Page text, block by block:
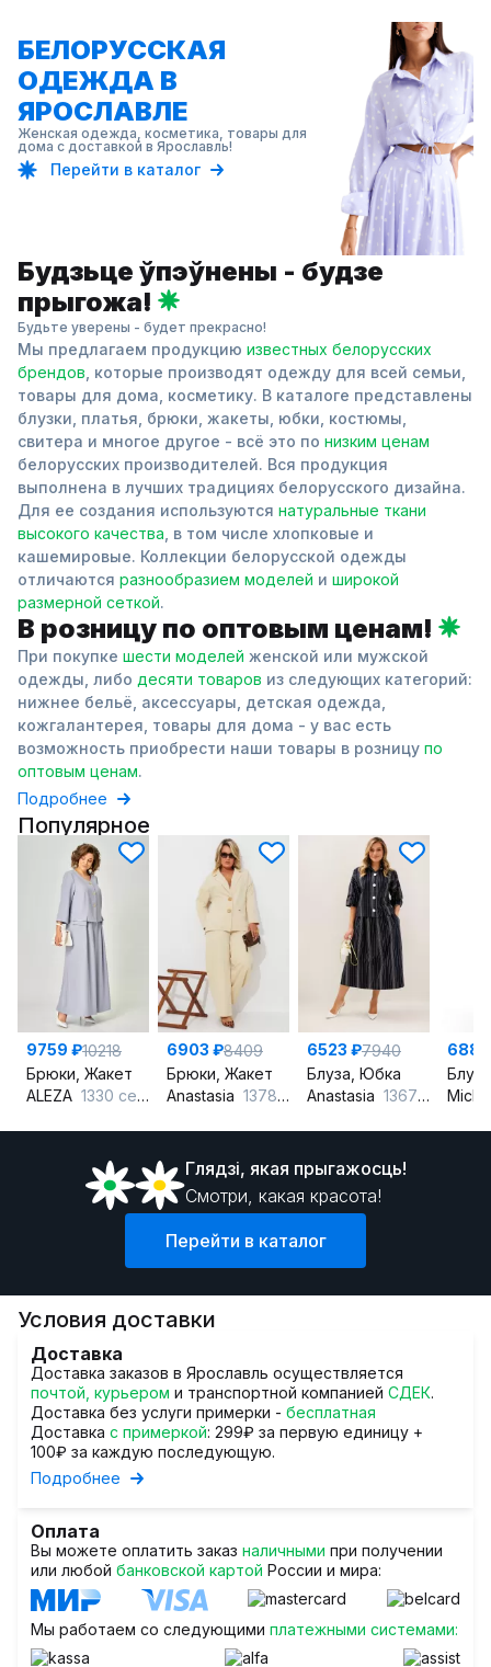
БЕЛОРУССКАЯ
ОДЕЖДА В
ЯРОСЛАВЛЕ
Женская одежда, косметика, товары для
дома с доставкой в Ярославль!
Перейти в каталог
Будзьце ўпэўнены - будзе
прыгожа!
Будьте уверены - будет прекрасно!
Мы предлагаем продукцию известных белорусских
брендов , которые производят одежду для всей семьи,
товары для дома, косметику. В каталоге представлены
блузки, платья, брюки, жакеты, юбки, костюмы,
свитера и многое другое - всё это по низким ценам
белорусских производителей. Вся продукция
выполнена в лучших традициях белорусского дизайна.
Для ее создания используются натуральные ткани
высокого качества , в том числе хлопковые и
кашемировые. Коллекции белорусской одежды
отличаются разнообразием моделей и широкой
размерной сеткой.
В розницу по оптовым ценам!
При покупке шести моделей женской или мужской
одежды, либо десяти товаров из следующих категорий:
нижнее бельё, аксессуары, детская одежда,
кожгалантерея, товары для дома - у вас есть
возможность приобрести наши товары в розницу по
оптовым ценам.
Подробнее
Популярное
9759 ₽10218
Брюки, Жакет
ALEZA 1330 серо-голубой
6903 ₽8409
Брюки, Жакет
Anastasia 1378 сливочный
6523 ₽7940
Блуза, Юбка
Anastasia 1367 синий
Глядзi, якая прыгажосць!
Смотри, какая красота!
Перейти в каталог
Условия доставки
Доставка
Доставка заказов в Ярославль осуществляется
почтой, курьером и транспортной компанией СДЕК.
Доставка без услуги примерки - бесплатная
Доставка с примеркой: 299₽ за первую единицу +
100₽ за каждую последующую.
Подробнее
Оплата
Вы можете оплатить заказ наличными при получении
или любой банковской картой России и мира:
Мы работаем со следующими платежными системами: